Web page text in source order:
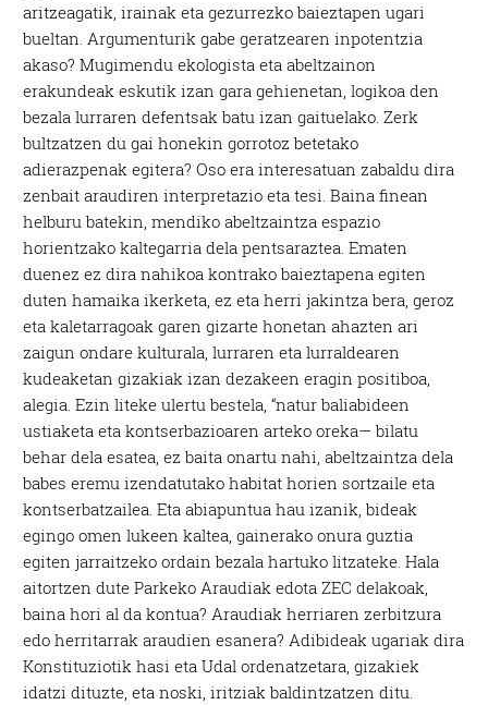
aritzeagatik, irainak eta gezurrezko baieztapen ugari
bueltan. Argumenturik gabe geratzearen inpotentzia
akaso? Mugimendu ekologista eta abeltzainon
erakundeak eskutik izan gara gehienetan, logikoa den
bezala lurraren defentsak batu izan gaituelako. Zerk
bultzatzen du gai honekin gorrotoz betetako
adierazpenak egitera? Oso era interesatuan zabaldu dira
zenbait araudiren interpretazio eta tesi. Baina finean
helburu batekin, mendiko abeltzaintza espazio
horientzako kaltegarria dela pentsaraztea. Ematen
duenez ez dira nahikoa kontrako baieztapena egiten
duten hamaika ikerketa, ez eta herri jakintza bera, geroz
eta kaletarragoak garen gizarte honetan ahazten ari
zaigun ondare kulturala, lurraren eta lurraldearen
kudeaketan gizakiak izan dezakeen eragin positiboa,
alegia. Ezin liteke ulertu bestela, “natur baliabideen
ustiaketa eta kontserbazioaren arteko oreka— bilatu
behar dela esatea, ez baita onartu nahi, abeltzaintza dela
babes eremu izendatutako habitat horien sortzaile eta
kontserbatzailea. Eta abiapuntua hau izanik, bideak
egingo omen lukeen kaltea, gainerako onura guztia
egiten jarraitzeko ordain bezala hartuko litzateke. Hala
aitortzen dute Parkeko Araudiak edota ZEC delakoak,
baina hori al da kontua? Araudiak herriaren zerbitzura
edo herritarrak araudien esanera? Adibideak ugariak dira
Konstituziotik hasi eta Udal ordenatzetara, gizakiek
idatzi dituzte, eta noski, iritziak baldintzatzen ditu.